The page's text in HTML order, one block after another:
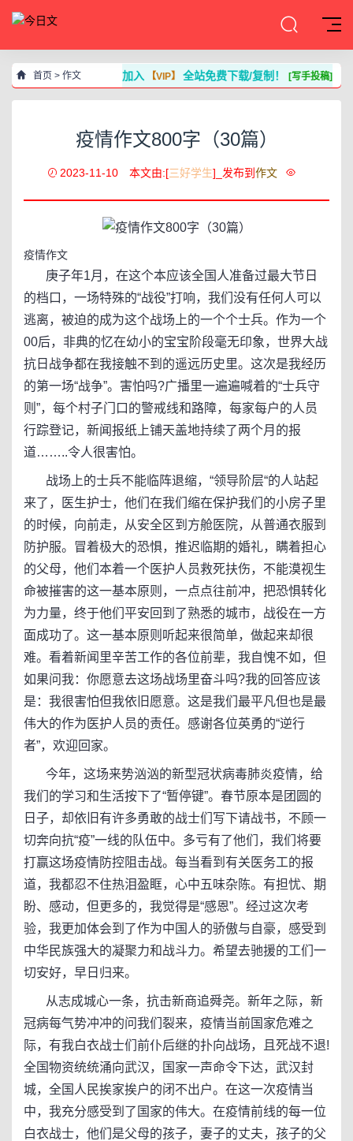
首页 > 作文 加入【VIP】 全站免费下载/复制！ [写手投稿]
疫情作文800字（30篇）
2023-11-10 本文由:[三好学生]_发布到 作文
疫情作文
庚子年1月，在这个本应该全国人准备过最大节日
的档口，一场特殊的“战役”打响，我们没有任何人可以
逃离，被迫的成为这个战场上的一个个士兵。作为一个
00后，非典的忆在幼小的宝宝阶段毫无印象，世界大战
抗日战争都在我接触不到的遥远历史里。这次是我经历
的第一场“战争”。害怕吗?广播里一遍遍喊着的“士兵守
则”，每个村子门口的警戒线和路障，每家每户的人员
行踪登记，新闻报纸上铺天盖地持续了两个月的报
道……..令人很害怕。
战场上的士兵不能临阵退缩，“领导阶层“的人站起
来了，医生护士，他们在我们缩在保护我们的小房子里
的时候，向前走，从安全区到方舱医院，从普通衣服到
防护服。冒着极大的恐惧，推迟临期的婚礼，瞒着担心
的父母，他们本着一个医护人员救死扶伤，不能漠视生
命被摧害的这一基本原则，一点点往前冲，把恐惧转化
为力量，终于他们平安回到了熟悉的城市，战役在一方
面成功了。这一基本原则听起来很简单，做起来却很
难。看着新闻里辛苦工作的各位前辈，我自愧不如，但
如果问我：你愿意去这场战场里奋斗吗?我的回答应该
是：我很害怕但我依旧愿意。这是我们最平凡但也是最
伟大的作为医护人员的责任。感谢各位英勇的“逆行
者”，欢迎回家。
今年，这场来势汹汹的新型冠状病毒肺炎疫情，给
我们的学习和生活按下了“暂停键”。春节原本是团圆的
日子，却依旧有许多勇敢的战士们写下请战书，不顾一
切奔向抗“疫”一线的队伍中。多亏有了他们，我们将要
打赢这场疫情防控阻击战。每当看到有关医务工的报
道，我都忍不住热泪盈眶，心中五味杂陈。有担忧、期
盼、感动，但更多的，我觉得是“感恩”。经过这次考
验，我更加体会到了作为中国人的骄傲与自豪，感受到
中华民族强大的凝聚力和战斗力。希望去驰援的工们一
切安好，早日归来。
从志成城心一条，抗击新商追舜尧。新年之际，新
冠病每气势冲冲的问我们裂来，疫情当前国家危难之
际，有我白衣战士们前仆后继的扑向战场，且死战不退!
全国物资统统涌向武汉，国家一声命令下达，武汉封
城，全国人民挨家挨户的闭不出户。在这一次疫情当
中，我充分感受到了国家的伟大。在疫情前线的每一位
白衣战士，他们是父母的孩子，妻子的丈夫，孩子的父